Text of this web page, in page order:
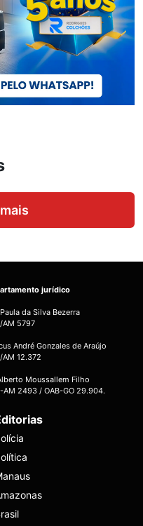
jurídico
da Silva Bezerra
AM 5797
André Gonzales de Araújo
AM 12.372
Moussallem Filho
AM 2493 / OAB-GO 29.904.